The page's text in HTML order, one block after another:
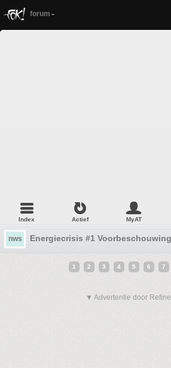
forum
Index Actief MyAT
nws Energiecrisis #1
1 2 3 4 5 6 7
▼ Advertentie door